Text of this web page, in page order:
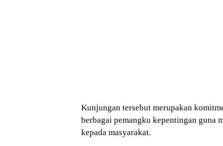
Kunjungan tersebut merupakan
berbagai pemangku kepentingan guna
kepada masyarakat.